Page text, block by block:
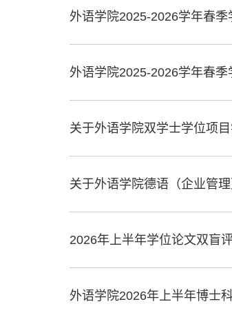
外语学院2025-2026学年春
外语学院2025-2026学年春
关于外语学院双学士学位项
关于外语学院德语（企业管
2026年上半年学位论文双盲
外语学院2026年上半年博士